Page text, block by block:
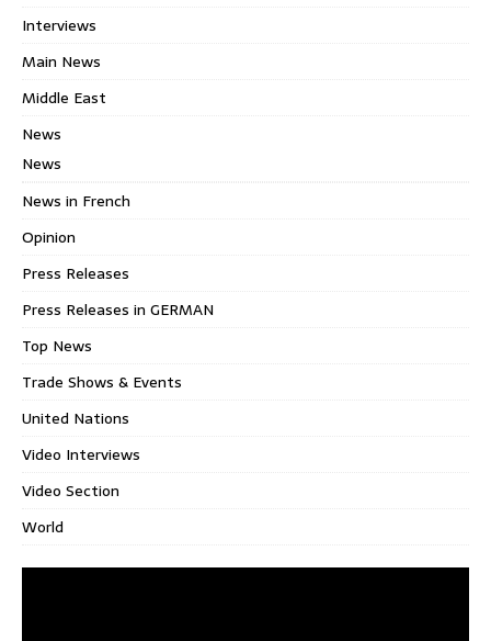
Interviews
Main News
Middle East
News
News
News in French
Opinion
Press Releases
Press Releases in GERMAN
Top News
Trade Shows & Events
United Nations
Video Interviews
Video Section
World